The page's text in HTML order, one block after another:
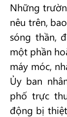
Những
nêu trên,
sóng thần,
một phần
máy móc,
Ủy ban
phố trực
động bị